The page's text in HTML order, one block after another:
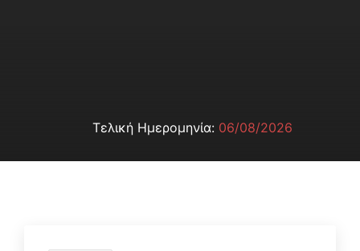
Τελική Ημερομηνία: 06/08/2026